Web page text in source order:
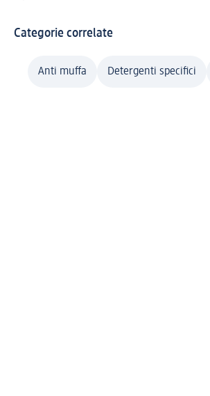
Categorie correlate
Anti muffa Detergenti specifici